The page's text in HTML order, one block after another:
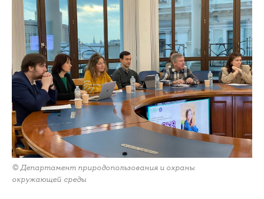
© Департамент природопользования и охраны
окружающей среды